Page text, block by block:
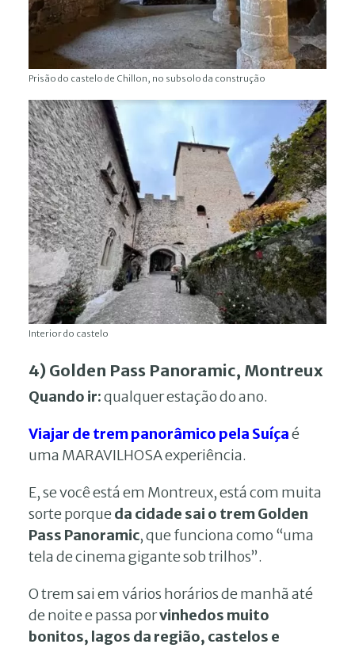
Prisão do castelo de Chillon, no subsolo da construção
Interior do castelo
4) Golden Pass Panoramic, Montreux
Quando ir:qualquer estação do ano.
Viajar de trem panorâmico pela Suíçaé
uma MARAVILHOSA experiência.
E, se você está em Montreux, está com muita
sorte porqueda cidade sai o trem Golden
Pass Panoramic, que funciona como “uma
tela de cinema gigante sob trilhos”.
O trem sai em vários horários de manhã até
de noite e passa porvinhedos muito
bonitos, lagos da região, castelos e